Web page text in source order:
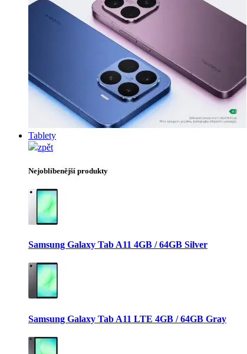
Tablety
zpět
Nejoblíbenější produkty
Samsung Galaxy Tab A11 4GB / 64GB Silver
Samsung Galaxy Tab A11 LTE 4GB / 64GB Gray